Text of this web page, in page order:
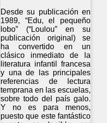
Desde su publicación en
1989, “Edu, el pequeño
lobo” (“Loulou” en su
publicación original) se
ha convertido en un
clásico inmediato de la
literatura infantil francesa
y una de las principales
referencias de lectura
temprana en las escuelas,
sobre todo del país galo.
Y no es para menos,
puesto que este fantástico